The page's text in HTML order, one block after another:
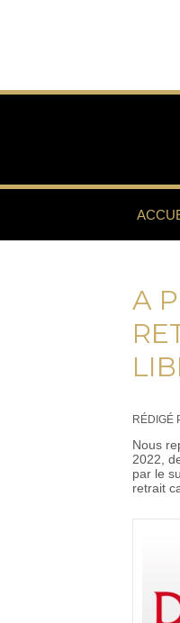
A
RÉDIGÉ
Nous
2022,
par le
retrait